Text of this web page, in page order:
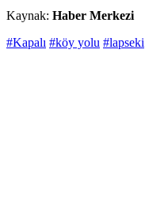
Kaynak: Haber Merkezi
#Kapalı #köy yolu #lapseki